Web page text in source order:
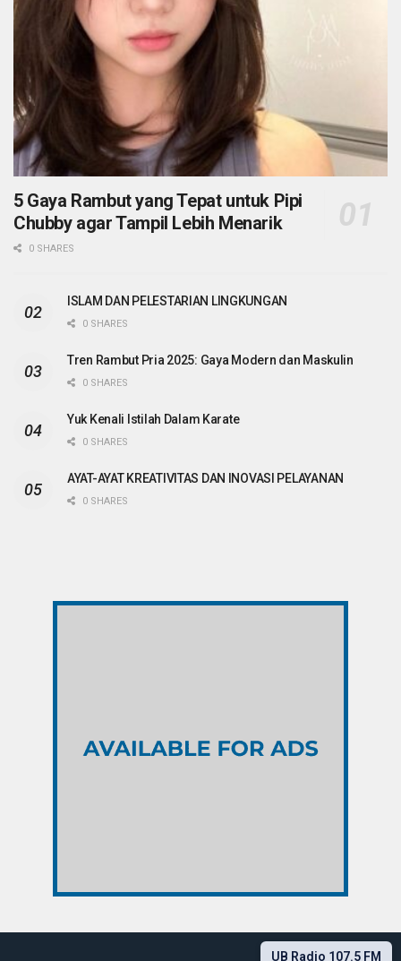
5 Gaya Rambut yang Tepat untuk Pipi
Chubby agar Tampil Lebih Menarik
0 SHARES
ISLAM DAN PELESTARIAN LINGKUNGAN
0 SHARES
Tren Rambut Pria 2025: Gaya Modern dan Maskulin
0 SHARES
Yuk Kenali Istilah Dalam Karate
0 SHARES
AYAT-AYAT KREATIVITAS DAN INOVASI PELAYANAN
0 SHARES
UB Radio 107.5 FM